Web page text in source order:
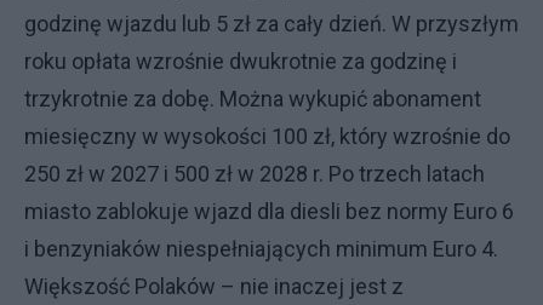
godzinę wjazdu lub 5 zł za cały dzień. W przyszłym
roku opłata wzrośnie dwukrotnie za godzinę i
trzykrotnie za dobę. Można wykupić abonament
miesięczny w wysokości 100 zł, który wzrośnie do
250 zł w 2027 i 500 zł w 2028 r. Po trzech latach
miasto zablokuje wjazd dla diesli bez normy Euro 6
i benzyniaków niespełniających minimum Euro 4.
Większość Polaków – nie inaczej jest z